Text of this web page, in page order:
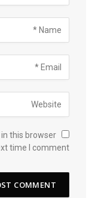
this browser
time I comment.